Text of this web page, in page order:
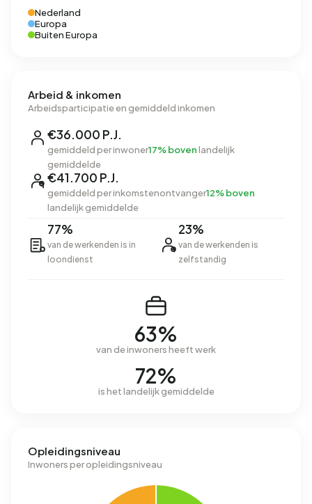
Nederland
Europa
Buiten Europa
Arbeid & inkomen
Arbeidsparticipatie en gemiddeld inkomen
€36.000 P.J.
gemiddeld per inwoner17% bovenlandelijk
gemiddelde
€41.700 P.J.
gemiddeld per inkomstenontvanger12% boven
landelijk gemiddelde
77%
van de werkenden is in
loondienst
23%
van de werkenden is
zelfstandig
63%
van de inwoners heeft werk
72%
is het landelijk gemiddelde
Opleidingsniveau
Inwoners per opleidingsniveau